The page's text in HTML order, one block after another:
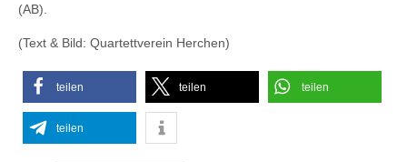
(AB).
(Text & Bild: Quartettverein Herchen)
teilen teilen teilen
teilen